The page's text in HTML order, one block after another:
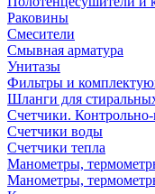
Раковины
Смесители
Смывная арматура
Унитазы
Фильтры и
Шланги для
Счетчики.
Счетчики воды
Счетчики тепла
Манометры,
Манометры,